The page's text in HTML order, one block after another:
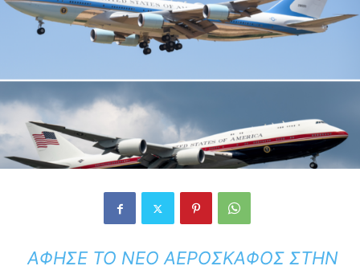
ΆΦΗΣΕ ΤΟ ΝΈΟ ΑΕΡΟΣΚΆΦΟΣ ΣΤΗΝ